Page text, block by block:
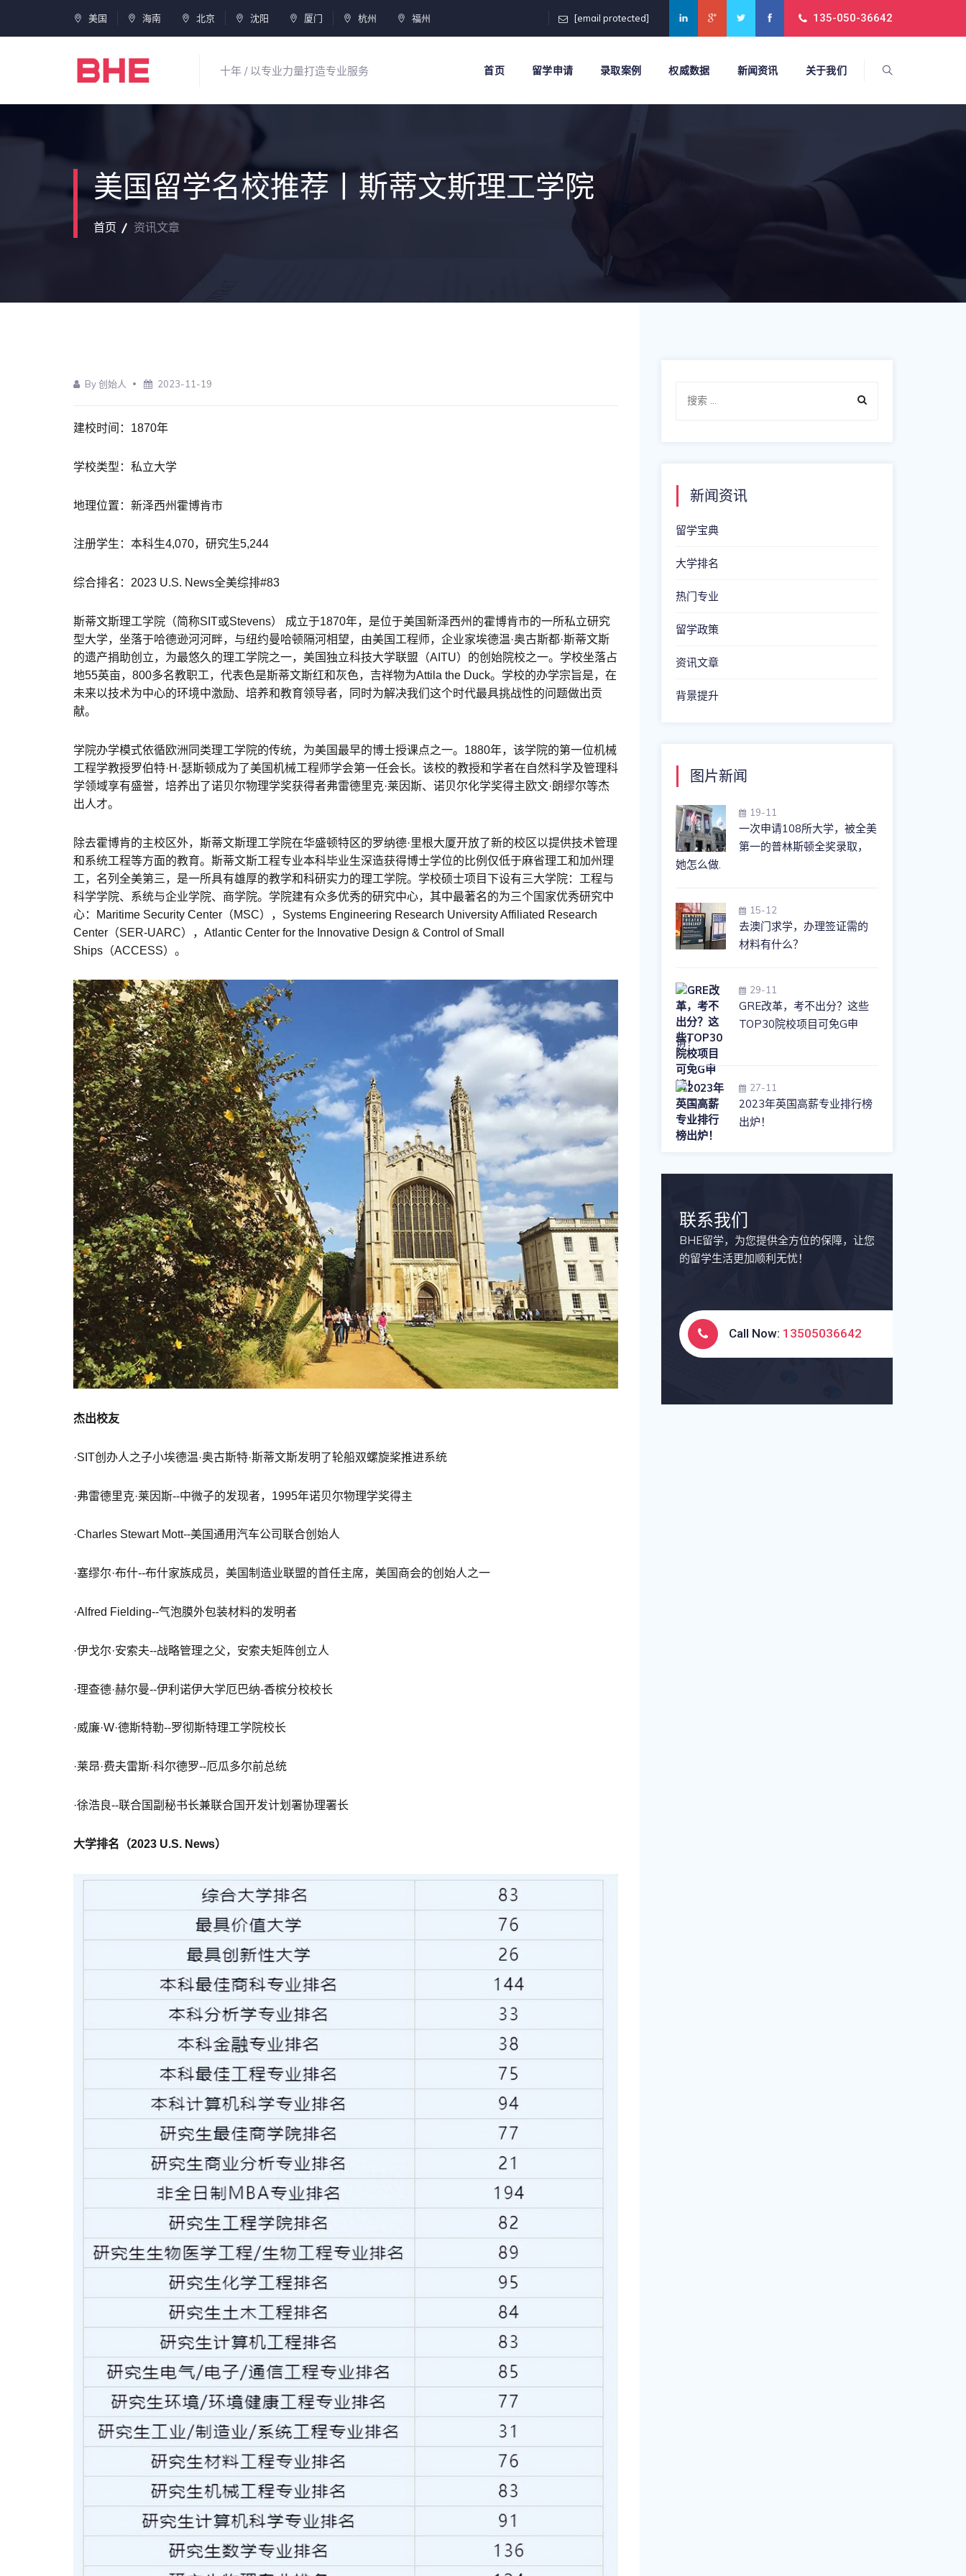
美国 海南 北京 沈阳 厦门 杭州 福州 [email protected] 135-050-36642
十年 / 以专业力量打造专业服务 首页 留学申请 录取案例 权威数据 新闻资讯 关于我们
美国留学名校推荐丨斯蒂文斯理工学院
首页 资讯文章
By 创始人 2023-11-19
建校时间：1870年
学校类型：私立大学
地理位置：新泽西州霍博肯市
注册学生：本科生4,070，研究生5,244
综合排名：2023 U.S. News全美综排#83
斯蒂文斯理工学院（简称SIT或Stevens） 成立于1870年，是位于美国新泽西州的霍博肯市的一所私立研究
型大学，坐落于哈德逊河河畔，与纽约曼哈顿隔河相望，由美国工程师，企业家埃德温·奥古斯都·斯蒂文斯
的遗产捐助创立，为最悠久的理工学院之一，美国独立科技大学联盟（AITU）的创始院校之一。学校坐落占
地55英亩，800多名教职工，代表色是斯蒂文斯红和灰色，吉祥物为Attila the Duck。学校的办学宗旨是，在
未来以技术为中心的环境中激励、培养和教育领导者，同时为解决我们这个时代最具挑战性的问题做出贡
献。
学院办学模式依循欧洲同类理工学院的传统，为美国最早的博士授课点之一。1880年，该学院的第一位机械
工程学教授罗伯特·H·瑟斯顿成为了美国机械工程师学会第一任会长。该校的教授和学者在自然科学及管理科
学领域享有盛誉，培养出了诺贝尔物理学奖获得者弗雷德里克·莱因斯、诺贝尔化学奖得主欧文·朗缪尔等杰
出人才。
除去霍博肯的主校区外，斯蒂文斯理工学院在华盛顿特区的罗纳德·里根大厦开放了新的校区以提供技术管理
和系统工程等方面的教育。斯蒂文斯工程专业本科毕业生深造获得博士学位的比例仅低于麻省理工和加州理
工，名列全美第三，是一所具有雄厚的教学和科研实力的理工学院。学校硕士项目下设有三大学院：工程与
科学学院、系统与企业学院、商学院。学院建有众多优秀的研究中心，其中最著名的为三个国家优秀研究中
心：Maritime Security Center（MSC），Systems Engineering Research University Affiliated Research
Center（SER-UARC），Atlantic Center for the Innovative Design & Control of Small
Ships（ACCESS）。
杰出校友
·SIT创办人之子小埃德温·奥古斯特·斯蒂文斯发明了轮船双螺旋桨推进系统
·弗雷德里克·莱因斯--中微子的发现者，1995年诺贝尔物理学奖得主
·Charles Stewart Mott--美国通用汽车公司联合创始人
·塞缪尔·布什--布什家族成员，美国制造业联盟的首任主席，美国商会的创始人之一
·Alfred Fielding--气泡膜外包装材料的发明者
·伊戈尔·安索夫--战略管理之父，安索夫矩阵创立人
·理查德·赫尔曼--伊利诺伊大学厄巴纳-香槟分校校长
·威廉·W·德斯特勒--罗彻斯特理工学院校长
·莱昂·费夫雷斯·科尔德罗--厄瓜多尔前总统
·徐浩良--联合国副秘书长兼联合国开发计划署协理署长
大学排名（2023 U.S. News）
新闻资讯
留学宝典
大学排名
热门专业
留学政策
资讯文章
背景提升
图片新闻
19-11
一次申请108所大学，被全美
第一的普林斯顿全奖录取，
她怎么做.
15-12
去澳门求学，办理签证需的
材料有什么？
29-11
GRE改革，考不出分？这些
TOP30院校项目可免G申
请！
27-11
2023年英国高薪专业排行榜
出炉！
联系我们
BHE留学，为您提供全方位的保障，让您
的留学生活更加顺利无忧！
Call Now: 13505036642